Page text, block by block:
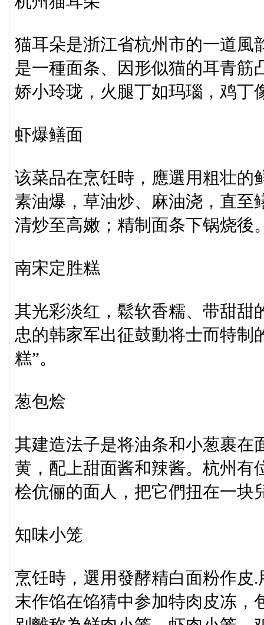
猫耳朵是浙江省杭州市的一道風
是一種面条、因形似猫的耳青筋
娇小玲珑，火腿丁如玛瑙，鸡丁
虾爆鳝面
该菜品在烹饪時，應選用粗壮的
素油爆，草油炒、麻油浇，直至
清炒至高嫩；精制面条下锅烧後
南宋定胜糕
其光彩淡红，鬆软香糯、带甜甜
忠的韩家军出征鼓動将士而特制
糕”。
葱包烩
其建造法子是将油条和小葱裹在
黄，配上甜面酱和辣酱。杭州有
桧伉俪的面人，把它們扭在一块
知味小笼
烹饪時，選用發酵精白面粉作皮
末作馅在馅猜中参加特肉皮冻，